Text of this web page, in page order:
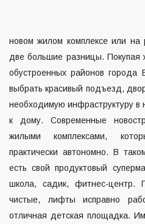
новом жилом комплексе или
две большие разницы. Покупая
обустроенных районов города
выбрать красивый подъезд,
необходимую инфраструктуру в
к дому. Современные
жилыми комплексами,
практически автономно. В
есть свой продуктовый
школа, садик, фитнес-
чистые, лифты исправно
отличная детская площадка.